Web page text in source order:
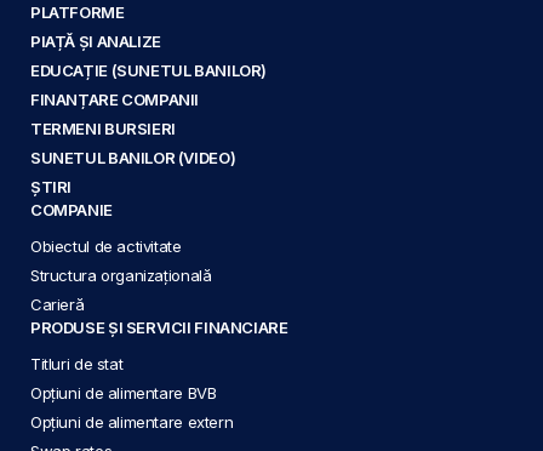
PLATFORME
PIAȚĂ ȘI ANALIZE
EDUCAȚIE (SUNETUL BANILOR)
FINANȚARE COMPANII
TERMENI BURSIERI
SUNETUL BANILOR (VIDEO)
ȘTIRI
COMPANIE
Obiectul de activitate
Structura organizațională
Carieră
PRODUSE ȘI SERVICII FINANCIARE
Titluri de stat
Opțiuni de alimentare BVB
Opțiuni de alimentare extern